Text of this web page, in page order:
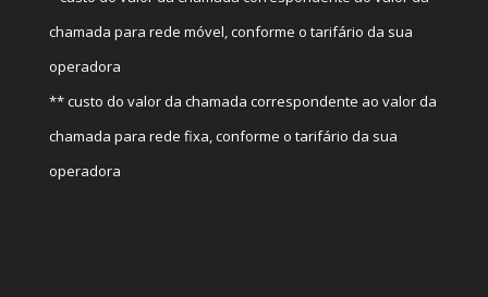
chamada para rede móvel, conforme o tarifário da sua
operadora
** custo do valor da chamada correspondente ao valor da
chamada para rede fixa, conforme o tarifário da sua
operadora